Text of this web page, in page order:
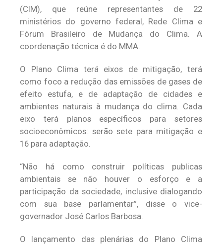
(CIM), que reúne representantes de 22
ministérios do governo federal, Rede Clima e
Fórum Brasileiro de Mudança do Clima. A
coordenação técnica é do MMA.
O Plano Clima terá eixos de mitigação, terá
como foco a redução das emissões de gases de
efeito estufa, e de adaptação de cidades e
ambientes naturais à mudança do clima. Cada
eixo terá planos específicos para setores
socioeconômicos: serão sete para mitigação e
16 para adaptação.
“Não há como construir políticas publicas
ambientais se não houver o esforço e a
participação da sociedade, inclusive dialogando
com sua base parlamentar”, disse o vice-
governador José Carlos Barbosa.
O lançamento das plenárias do Plano Clima